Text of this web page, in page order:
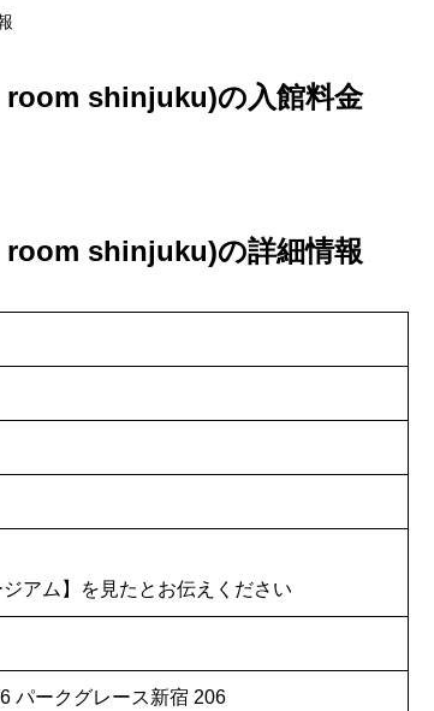
shinjuku)の入館料金
shinjuku)の詳細情報
アム】を見たとお伝えください
パークグレース新宿 206